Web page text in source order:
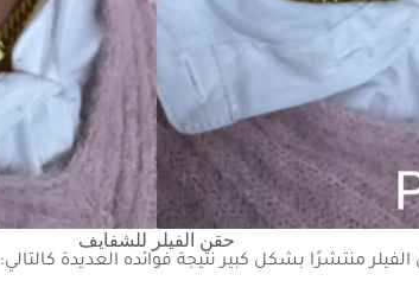
حقن الفيلر للشفايف
منتشرًا بشكل كبير نتيجة فوائده العديدة كالتالي: